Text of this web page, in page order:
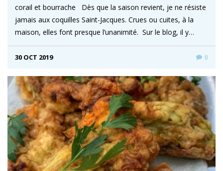
corail et bourrache Dès que la saison revient, je ne résiste
jamais aux coquilles Saint-Jacques. Crues ou cuites, à la
maison, elles font presque l’unanimité. Sur le blog, il y…
30 OCT 2019 0